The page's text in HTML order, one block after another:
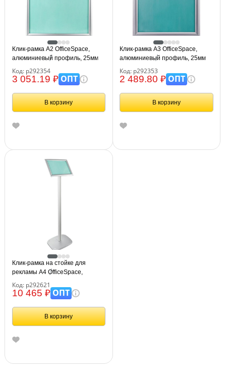
Клик-рамка А2 OfficeSpace,
алюминиевый профиль, 25мм
Код: р292354
3 051.19 ₽ОПТ
В корзину
Клик-рамка А3 OfficeSpace,
алюминиевый профиль, 25мм
Код: р292353
2 489.80 ₽ОПТ
В корзину
Клик-рамка на стойке для
рекламы А4 OfficeSpace,
Код: р292621
10 465 ₽ОПТ
В корзину